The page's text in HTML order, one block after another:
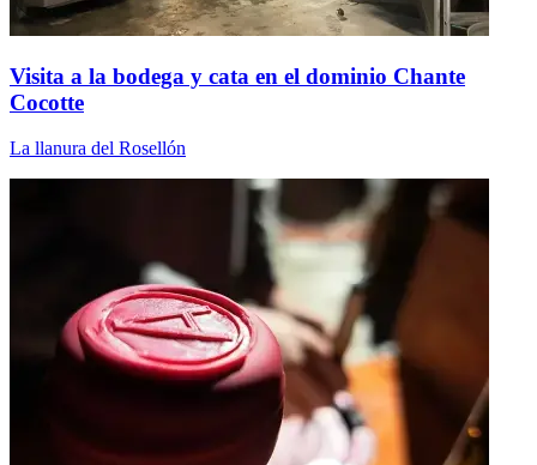
Visita a la bodega y cata en el dominio Chante
Cocotte
La llanura del Rosellón